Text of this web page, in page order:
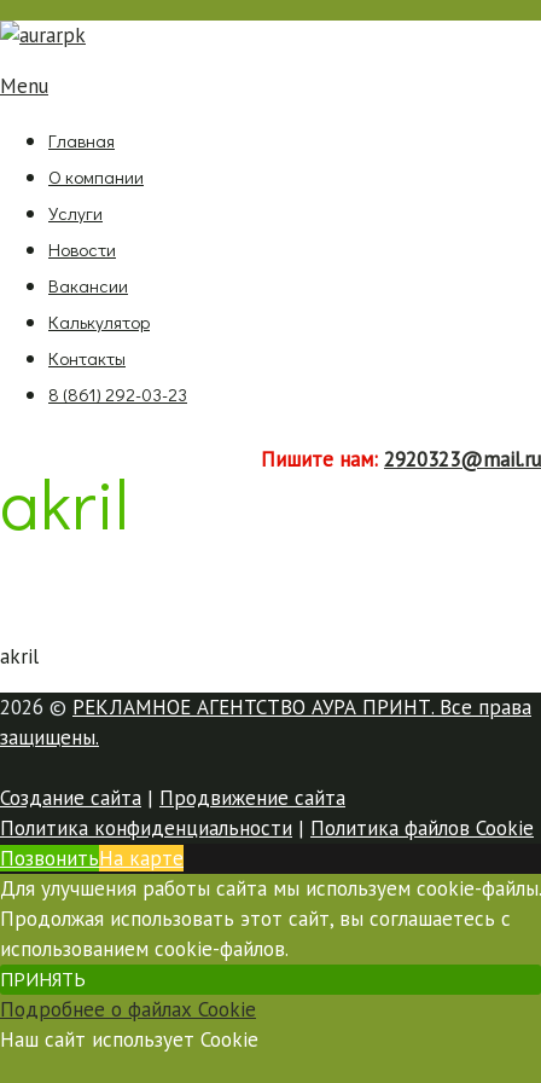
Menu
Главная
О компании
Услуги
Новости
Вакансии
Калькулятор
Контакты
8 (861) 292-03-23
Пишите нам: 2920323@mail.ru
akril
akril
2026 © РЕКЛАМНОЕ АГЕНТСТВО АУРА ПРИНТ. Все права
защищены.
Создание сайта | Продвижение сайта
Политика конфиденциальности | Политика файлов Cookie
ПозвонитьНа карте
Для улучшения работы сайта мы используем cookie-файлы.
Продолжая использовать этот сайт, вы соглашаетесь с
использованием cookie-файлов.
ПРИНЯТЬ
Подробнее о файлах Cookie
Наш сайт использует Cookie